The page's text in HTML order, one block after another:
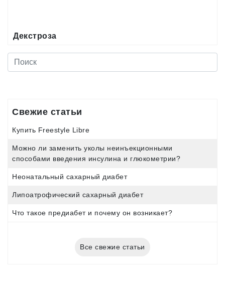
Декстроза
Свежие статьи
Купить Freestyle Libre
Можно ли заменить уколы неинъекционными
способами введения инсулина и глюкометрии?
Неонатальный сахарный диабет
Липоатрофический сахарный диабет
Что такое предиабет и почему он возникает?
Все свежие статьи